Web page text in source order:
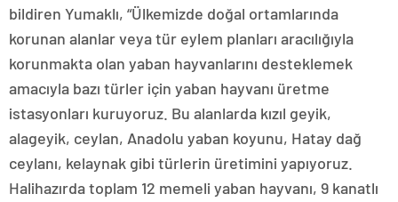
bildiren Yumaklı, “Ülkemizde doğal ortamlarında
korunan alanlar veya tür eylem planları aracılığıyla
korunmakta olan yaban hayvanlarını desteklemek
amacıyla bazı türler için yaban hayvanı üretme
istasyonları kuruyoruz. Bu alanlarda kızıl geyik,
alageyik, ceylan, Anadolu yaban koyunu, Hatay dağ
ceylanı, kelaynak gibi türlerin üretimini yapıyoruz.
Halihazırda toplam 12 memeli yaban hayvanı, 9 kanatlı